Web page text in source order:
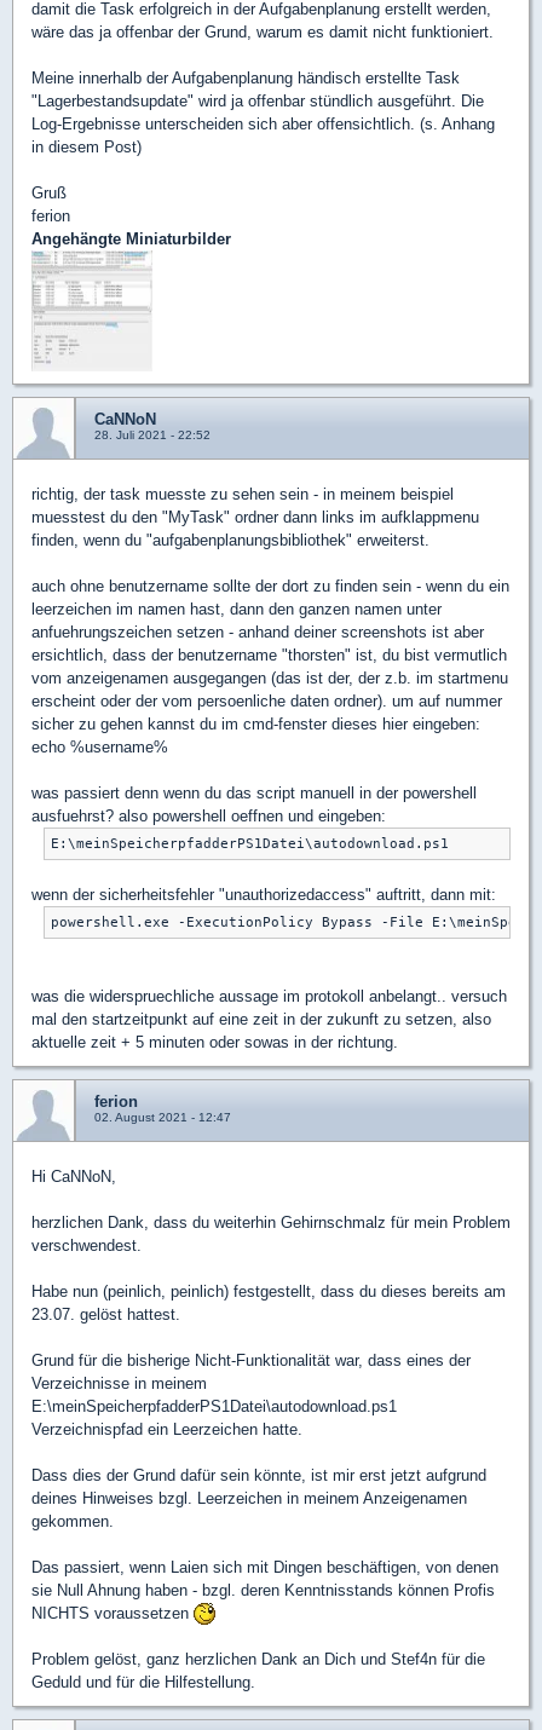
damit die Task erfolgreich in der Aufgabenplanung erstellt werden,
wäre das ja offenbar der Grund, warum es damit nicht funktioniert.
Meine innerhalb der Aufgabenplanung händisch erstellte Task
"Lagerbestandsupdate" wird ja offenbar stündlich ausgeführt. Die
Log-Ergebnisse unterscheiden sich aber offensichtlich. (s. Anhang
in diesem Post)
Gruß
ferion
Angehängte Miniaturbilder
CaNNoN
28. Juli 2021 - 22:52
richtig, der task muesste zu sehen sein - in meinem beispiel
muesstest du den "MyTask" ordner dann links im aufklappmenu
finden, wenn du "aufgabenplanungsbibliothek" erweiterst.
auch ohne benutzername sollte der dort zu finden sein - wenn du ein
leerzeichen im namen hast, dann den ganzen namen unter
anfuehrungszeichen setzen - anhand deiner screenshots ist aber
ersichtlich, dass der benutzername "thorsten" ist, du bist vermutlich
vom anzeigenamen ausgegangen (das ist der, der z.b. im startmenu
erscheint oder der vom persoenliche daten ordner). um auf nummer
sicher zu gehen kannst du im cmd-fenster dieses hier eingeben:
echo %username%
was passiert denn wenn du das script manuell in der powershell
ausfuehrst? also powershell oeffnen und eingeben:
wenn der sicherheitsfehler "unauthorizedaccess" auftritt, dann mit:
was die widerspruechliche aussage im protokoll anbelangt.. versuch
mal den startzeitpunkt auf eine zeit in der zukunft zu setzen, also
aktuelle zeit + 5 minuten oder sowas in der richtung.
ferion
02. August 2021 - 12:47
Hi CaNNoN,
herzlichen Dank, dass du weiterhin Gehirnschmalz für mein Problem
verschwendest.
Habe nun (peinlich, peinlich) festgestellt, dass du dieses bereits am
23.07. gelöst hattest.
Grund für die bisherige Nicht-Funktionalität war, dass eines der
Verzeichnisse in meinem
E:\meinSpeicherpfadderPS1Datei\autodownload.ps1
Verzeichnispfad ein Leerzeichen hatte.
Dass dies der Grund dafür sein könnte, ist mir erst jetzt aufgrund
deines Hinweises bzgl. Leerzeichen in meinem Anzeigenamen
gekommen.
Das passiert, wenn Laien sich mit Dingen beschäftigen, von denen
sie Null Ahnung haben - bzgl. deren Kenntnisstands können Profis
NICHTS voraussetzen
Problem gelöst, ganz herzlichen Dank an Dich und Stef4n für die
Geduld und für die Hilfestellung.